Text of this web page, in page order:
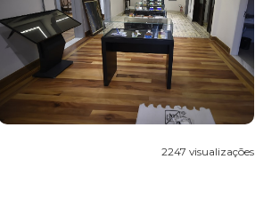
2247 visualizações